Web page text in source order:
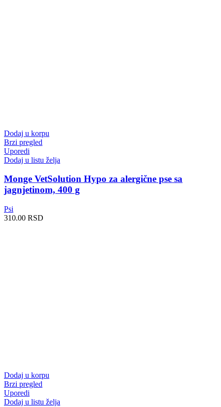
Dodaj u korpu
Brzi pregled
Uporedi
Dodaj u listu želja
Monge VetSolution Hypo za alergične pse sa
jagnjetinom, 400 g
Psi
310.00 RSD
Dodaj u korpu
Brzi pregled
Uporedi
Dodaj u listu želja